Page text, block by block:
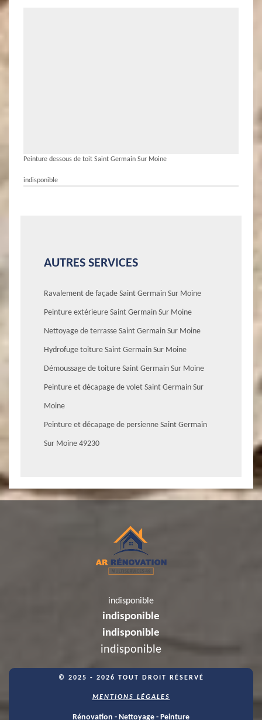
Peinture dessous de toit Saint Germain Sur Moine
indisponible
AUTRES SERVICES
Ravalement de façade Saint Germain Sur Moine
Peinture extérieure Saint Germain Sur Moine
Nettoyage de terrasse Saint Germain Sur Moine
Hydrofuge toiture Saint Germain Sur Moine
Démoussage de toiture Saint Germain Sur Moine
Peinture et décapage de volet Saint Germain Sur
Moine
Peinture et décapage de persienne Saint Germain
Sur Moine 49230
indisponible
indisponible
indisponible
indisponible
© 2025 - 2026 TOUT DROIT RÉSERVÉ
MENTIONS LÉGALES
Rénovation - Nettoyage - Peinture